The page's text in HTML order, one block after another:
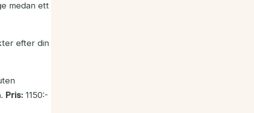
medan ett
efter din
Pris: 1150:-